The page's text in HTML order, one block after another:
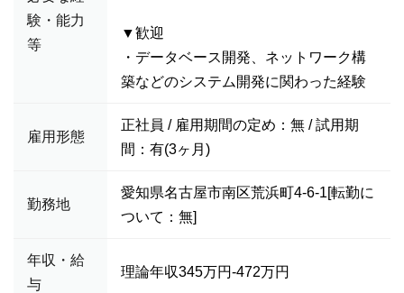
験・能力
等
▼歓迎
・データベース開発、ネットワーク構
築などのシステム開発に関わった経験
雇用形態
正社員 / 雇用期間の定め：無 / 試用期
間：有(3ヶ月)
勤務地
愛知県名古屋市南区荒浜町4-6-1[転勤に
ついて：無]
年収・給
与
理論年収345万円-472万円